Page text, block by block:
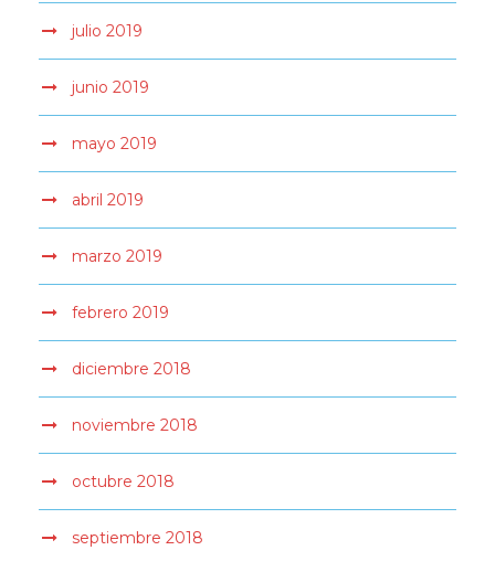
julio 2019
junio 2019
mayo 2019
abril 2019
marzo 2019
febrero 2019
diciembre 2018
noviembre 2018
octubre 2018
septiembre 2018